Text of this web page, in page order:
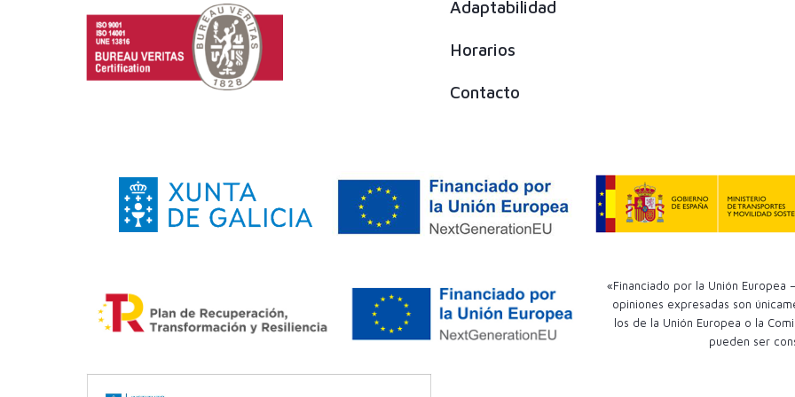
Adaptabilidad
Horarios
Contacto
«Financiado por la Unión Europea
opiniones expresadas son
los de la Unión Europea o la
pueden ser